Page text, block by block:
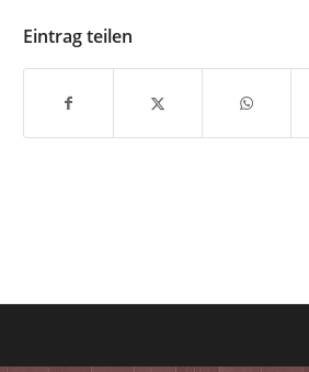
Eintrag teilen